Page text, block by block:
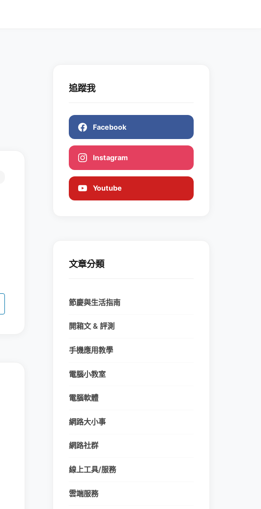
追蹤我
Facebook
Instagram
Youtube
文章分類
節慶與生活指南
開箱文 & 評測
手機應用教學
電腦小教室
電腦軟體
網路大小事
網路社群
線上工具/服務
雲端服務